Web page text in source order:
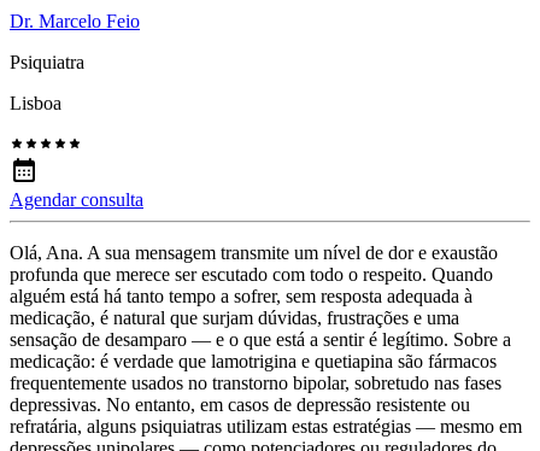
Dr. Marcelo Feio
Psiquiatra
Lisboa
Agendar consulta
Olá, Ana. A sua mensagem transmite um nível de dor e exaustão
profunda que merece ser escutado com todo o respeito. Quando
alguém está há tanto tempo a sofrer, sem resposta adequada à
medicação, é natural que surjam dúvidas, frustrações e uma
sensação de desamparo — e o que está a sentir é legítimo. Sobre a
medicação: é verdade que lamotrigina e quetiapina são fármacos
frequentemente usados no transtorno bipolar, sobretudo nas fases
depressivas. No entanto, em casos de depressão resistente ou
refratária, alguns psiquiatras utilizam estas estratégias — mesmo em